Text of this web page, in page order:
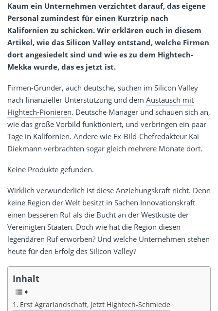
Kaum ein Unternehmen verzichtet darauf, das eigene
Personal zumindest für einen Kurztrip nach
Kalifornien zu schicken. Wir erklären euch in diesem
Artikel, wie das Silicon Valley entstand, welche Firmen
dort angesiedelt sind und wie es zu dem Hightech-
Mekka wurde, das es jetzt ist.
Firmen-Gründer, auch deutsche, suchen im Silicon Valley
nach finanzieller Unterstützung und dem Austausch mit
Hightech-Pionieren. Deutsche Manager und schauen sich an,
wie das große Vorbild funktioniert, und verbringen ein paar
Tage in Kalifornien. Andere wie Ex-Bild-Chefredakteur Kai
Diekmann verbrachten sogar gleich mehrere Monate dort.
Keine Produkte gefunden.
Wirklich verwunderlich ist diese Anziehungskraft nicht. Denn
keine Region der Welt besitzt in Sachen Innovationskraft
einen besseren Ruf als die Bucht an der Westküste der
Vereinigten Staaten. Doch wie hat die Region diesen
legendären Ruf erworben? Und welche Unternehmen stehen
heute für den Erfolg des Silicon Valley?
Inhalt
Erst Agrarlandschaft, jetzt Hightech-Schmiede